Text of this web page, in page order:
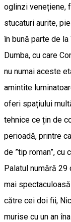
oglinzi venețiene,
stucaturi aurite,
în bună parte de
Dumba, cu care
nu numai aceste
amintite
oferi spațiului
tehnice ce țin de
perioadă, printre
de ”tip roman”, cu
Palatul numără
mai
către cei doi fii,
murise cu un an